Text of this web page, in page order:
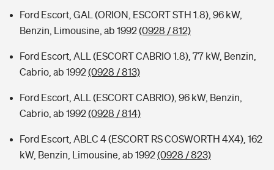
Ford Escort, GAL (ORION, ESCORT STH 1.8), 96 kW,
Benzin, Limousine, ab 1992(0928 / 812)
Ford Escort, ALL (ESCORT CABRIO 1.8), 77 kW, Benzin,
Cabrio, ab 1992(0928 / 813)
Ford Escort, ALL (ESCORT CABRIO), 96 kW, Benzin,
Cabrio, ab 1992(0928 / 814)
Ford Escort, ABLC 4 (ESCORT RS COSWORTH 4X4), 162
kW, Benzin, Limousine, ab 1992(0928 / 823)